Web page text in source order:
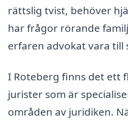
rättslig tvist, behöver
har frågor rörande
erfaren advokat vara till
I Roteberg finns det ett
jurister som är
områden av juridiken.